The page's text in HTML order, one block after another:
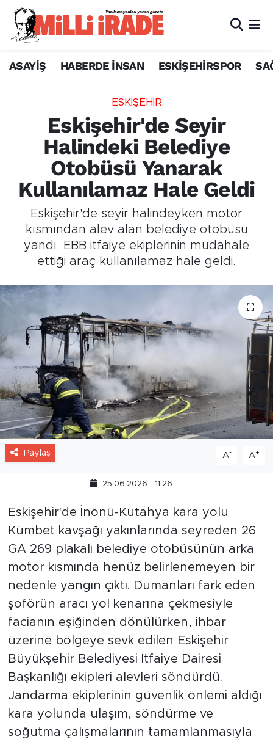
ASAYİŞ HABERDE İNSAN ESKİŞEHİRSPOR
ESKİŞEHİR
Eskişehir'de Seyir
Halindeki Belediye
Otobüsü Yanarak
Kullanılamaz Hale Geldi
Eskişehir'de seyir halindeyken motor
kısmından alev alan belediye otobüsü
yandı. EBB itfaiye ekiplerinin müdahale
ettiği araç kullanılamaz hale geldi.
Paylaş A- A+
25.06.2026 - 11:26
Eskişehir'de İnönü-Kütahya kara yolu
Kümbet kavşağı yakınlarında seyreden 26
GA 269 plakalı belediye otobüsünün arka
motor kısmında henüz belirlenemeyen bir
nedenle yangın çıktı. Dumanları fark eden
şoförün aracı yol kenarına çekmesiyle
facianın eşiğinden dönülürken, ihbar
üzerine bölgeye sevk edilen Eskişehir
Büyükşehir Belediyesi İtfaiye Dairesi
Başkanlığı ekipleri alevleri söndürdü.
Jandarma ekiplerinin güvenlik önlemi aldığı
kara yolunda ulaşım, söndürme ve
soğutma çalışmalarının tamamlanmasıyla